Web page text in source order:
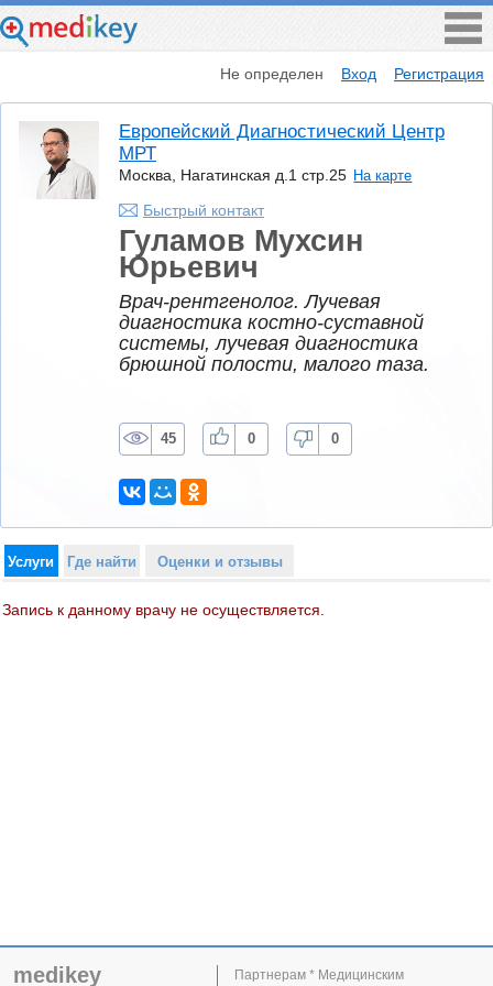
Не определен Вход Регистрация
Европейский Диагностический Центр
МРТ
Москва, Нагатинская д.1 стр.25 На карте
Быстрый контакт
Гуламов Мухсин
Юрьевич
Врач-рентгенолог. Лучевая
диагностика костно-суставной
системы, лучевая диагностика
брюшной полости, малого таза.
45 0 0
Услуги Где найти Оценки и отзывы
Запись к данному врачу не осуществляется.
medikey
Партнерам * Медицинским